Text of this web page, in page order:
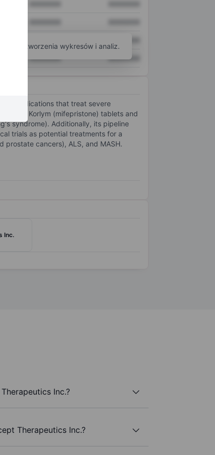
XXXXXXX XXXXXXX
do tworzenia wykresów i analiz.
of medications that treat severe
Korlym (mifepristone) tablets and
syndrome). Additionally, its pipeline
trials as potential treatments for a
prostate cancers), ALS, and MASH.
Inc.
Inc.?
Therapeutics Inc.?